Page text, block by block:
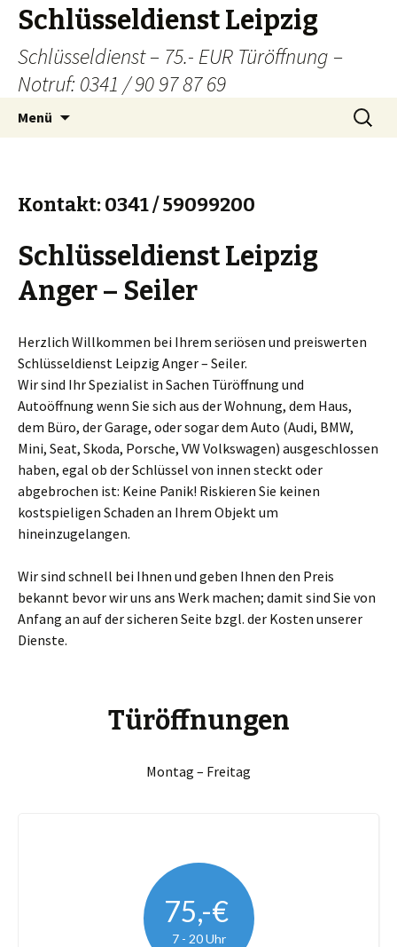
Schlüsseldienst Leipzig
Schlüsseldienst – 75.- EUR Türöffnung –
Notruf: 0341 / 90 97 87 69
Menü
Suchen
nach:
Kontakt: 0341 / 59099200
Schlüsseldienst Leipzig
Anger – Seiler
Herzlich Willkommen bei Ihrem seriösen und preiswerten
Schlüsseldienst Leipzig Anger – Seiler.
Wir sind Ihr Spezialist in Sachen Türöffnung und
Autoöffnung wenn Sie sich aus der Wohnung, dem Haus,
dem Büro, der Garage, oder sogar dem Auto (Audi, BMW,
Mini, Seat, Skoda, Porsche, VW Volkswagen) ausgeschlossen
haben, egal ob der Schlüssel von innen steckt oder
abgebrochen ist: Keine Panik! Riskieren Sie keinen
kostspieligen Schaden an Ihrem Objekt um
hineinzugelangen.
Wir sind schnell bei Ihnen und geben Ihnen den Preis
bekannt bevor wir uns ans Werk machen; damit sind Sie von
Anfang an auf der sicheren Seite bzgl. der Kosten unserer
Dienste.
Türöffnungen
Montag – Freitag
75,-€
7 - 20 Uhr